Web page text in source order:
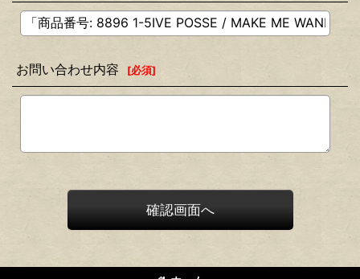
お問い合わせ内容 [必須]
確認画面へ